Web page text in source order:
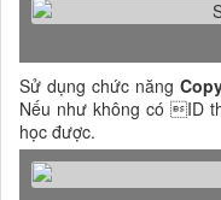
Sử dụng chức năng
Nếu như không có ID
học được.